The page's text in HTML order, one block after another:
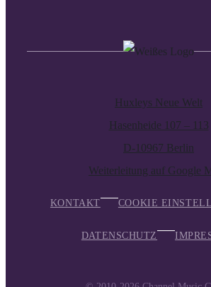
Huxleys Neue Welt
Hasenheide 107 – 113
D-10967 Berlin
Weiterleitung auf Google
KONTAKT COOKIE
DATENSCHUTZ